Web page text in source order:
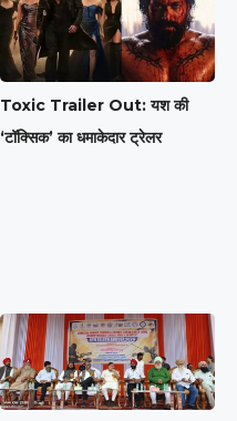
Toxic Trailer Out: यश की
‘टॉक्सिक’ का धमाकेदार ट्रेलर